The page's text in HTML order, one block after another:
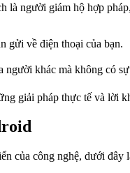
người giám hộ hợp
gửi về điện thoại của bạn.
khác mà không có
giải pháp thực tế và lời
của công nghệ, dưới